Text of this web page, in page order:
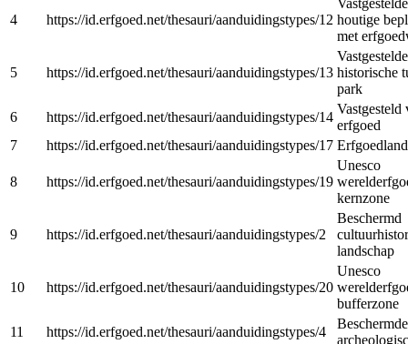
4 https://id.erfgoed.net/thesauri/aanduidingstypes/12
Vastgestelde
houtige
met
5 https://id.erfgoed.net/thesauri/aanduidingstypes/13
Vastgestelde
historische
park
6
https://id.erfgoed.net/thesauri/aanduidingstypes/14
Vastgesteld
erfgoed
7
https://id.erfgoed.net/thesauri/aanduidingstypes/17
8 https://id.erfgoed.net/thesauri/aanduidingstypes/19
Unesco
kernzone
9 https://id.erfgoed.net/thesauri/aanduidingstypes/2
Beschermd
landschap
10 https://id.erfgoed.net/thesauri/aanduidingstypes/20
Unesco
bufferzone
11
https://id.erfgoed.net/thesauri/aanduidingstypes/4
Beschermde